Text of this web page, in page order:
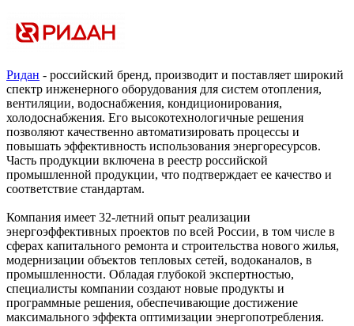
Ридан - российский бренд, производит и поставляет широкий
спектр инженерного оборудования для систем отопления,
вентиляции, водоснабжения, кондиционирования,
холодоснабжения. Его высокотехнологичные решения
позволяют качественно автоматизировать процессы и
повышать эффективность использования энергоресурсов.
Часть продукции включена в реестр российской
промышленной продукции, что подтверждает ее качество и
соответствие стандартам.
Компания имеет 32-летний опыт реализации
энергоэффективных проектов по всей России, в том числе в
сферах капитального ремонта и строительства нового жилья,
модернизации объектов тепловых сетей, водоканалов, в
промышленности. Обладая глубокой экспертностью,
специалисты компании создают новые продукты и
программные решения, обеспечивающие достижение
максимального эффекта оптимизации энергопотребления.